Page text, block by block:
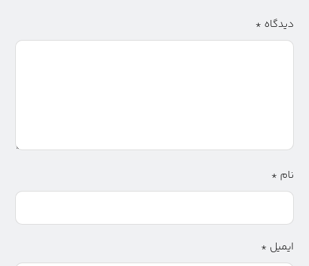
دیدگاه *
نام *
ایمیل *